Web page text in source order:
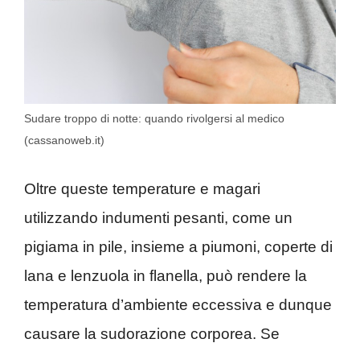
Sudare troppo di notte: quando rivolgersi al medico
(cassanoweb.it)
Oltre queste temperature e magari
utilizzando indumenti pesanti, come un
pigiama in pile, insieme a piumoni, coperte di
lana e lenzuola in flanella, può rendere la
temperatura d’ambiente eccessiva e dunque
causare la sudorazione corporea. Se